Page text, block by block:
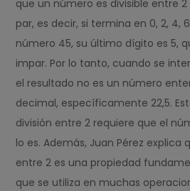
que un número es divisible entre
par, es decir, si termina en 0, 2, 4,
número 45, su último dígito es 5,
impar. Por lo tanto, cuando se
el resultado no es un número
decimal, específicamente 22,5.
división entre 2 requiere que el
lo es. Además, Juan Pérez explica
entre 2 es una propiedad
que se utiliza en muchas